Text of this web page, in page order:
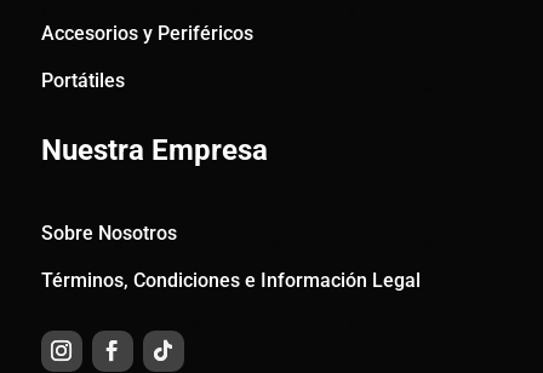
Accesorios y Periféricos
Portátiles
Nuestra Empresa
Sobre Nosotros
Términos, Condiciones e Información Legal